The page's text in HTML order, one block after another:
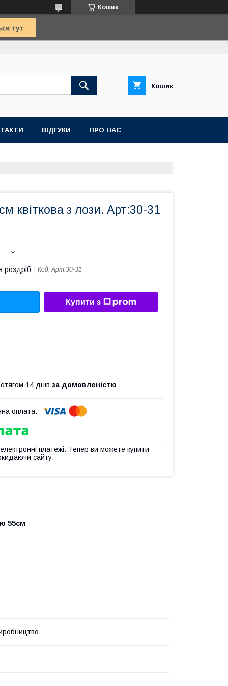
Кошик
Кошик
ВІДГУКИ ПРО НАС
квіткова з лози. Арт:30-31
роздріб Код:Арт:30-31
Купити з
14 днів за домовленістю
платежі. Тепер ви можете купити
сайту.
55см